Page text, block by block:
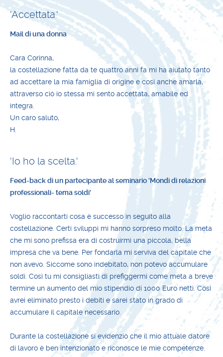
'Accettata.'
Mail di una donna
Cara Corinna,
la costellazione fatta da te quattro anni fa mi ha aiutato tanto
ad accettare la mia famiglia di origine e così anche amarla,
attraverso ciò io stessa mi sento accettata, amabile ed
integra.
Un caro saluto,
H.
'Io ho la scelta.'
Feed-back di un partecipante al seminario 'Mondi di relazioni
professionali- tema soldi'
Voglio raccontarti cosa è successo in seguito alla
costellazione. Certi sviluppi mi hanno sorpreso molto. La meta
che mi sono prefissa era di costruirmi una piccola, bella
impresa che va bene. Per fondarla mi serviva del capitale che
non avevo. Siccome sono indebitato, non potevo accumulare
soldi. Così tu mi consigliasti di prefiggermi come meta a breve
termine un aumento del mio stipendio di 1000 Euro netti. Così
avrei eliminato presto i debiti e sarei stato in grado di
accumulare il capitale necessario.
Durante la costellazione si evidenziò che il mio attuale datore
di lavoro è ben intenzionato e riconosce le mie competenze.